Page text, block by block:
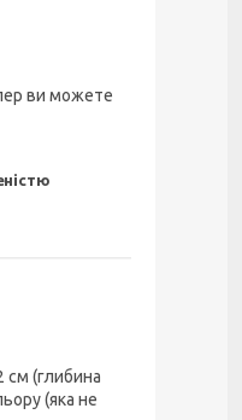
ви можете
см (глибина
(яка не